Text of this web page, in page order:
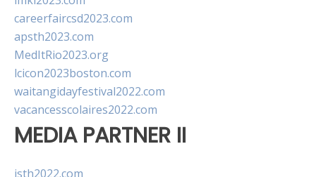
careerfaircsd2023.com
apsth2023.com
MedItRio2023.org
lcicon2023boston.com
waitangidayfestival2022.com
vacancesscolaires2022.com
MEDIA PARTNER II
isth2022.com